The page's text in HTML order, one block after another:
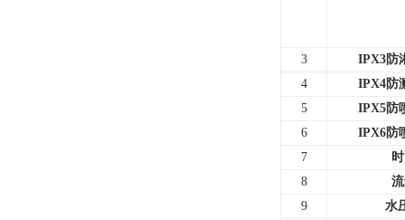
3
IPX3防
4
IPX4防
5
IPX5防
6
IPX6防
7
8
9
水